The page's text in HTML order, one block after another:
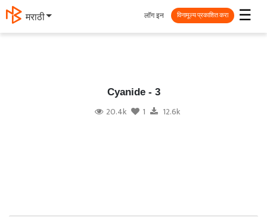
தமிழ் ☰
लॉग इन विनामूल्य प्रकाशित करा
Cyanide - 3
20.4k 1 12.6k